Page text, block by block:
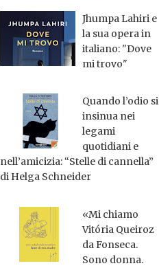
Jhumpa Lahiri e
la sua opera in
italiano: "Dove
mi trovo"
Quando l’odio si
insinua nei
legami
quotidiani e
nell’amicizia: “Stelle di cannella”
di Helga Schneider
«Mi chiamo
Vitória Queiroz
da Fonseca.
Sono donna.